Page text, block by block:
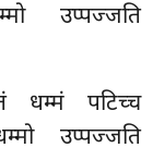
उप्पज्जति
धम्मं पटिच्च
उप्पज्जति